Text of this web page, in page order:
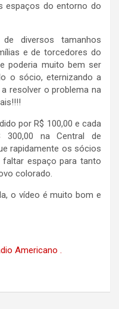
espaços do entorno do
diversos tamanhos
e de torcedores do
poderia muito bem ser
o sócio, eternizando a
resolver o problema na
por R$ 100,00 e cada
na Central de
rapidamente os sócios
espaço para tanto
colorado.
o vídeo é muito bom e
Americano .